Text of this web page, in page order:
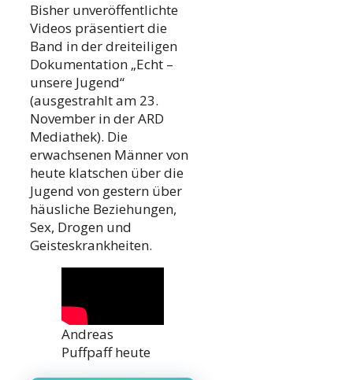
Bisher unveröffentlichte
Videos präsentiert die
Band in der dreiteiligen
Dokumentation „Echt –
unsere Jugend“
(ausgestrahlt am 23.
November in der ARD
Mediathek). Die
erwachsenen Männer von
heute klatschen über die
Jugend von gestern über
häusliche Beziehungen,
Sex, Drogen und
Geisteskrankheiten.
Andreas
Puffpaff heute